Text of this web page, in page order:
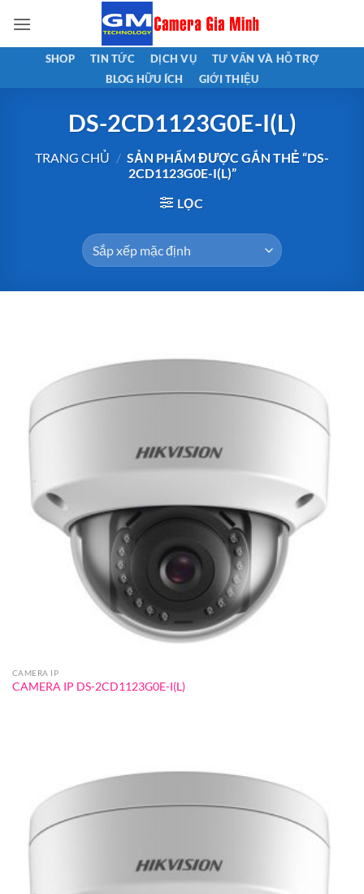
qua
nội
SHOP TIN TỨC DỊCH VỤ
TƯ VẤN VÀ HỖ TRỢ
BLOG HỮU ÍCH
GIỚI THIỆU
DS-2CD1123G0E-I(L)
TRANG CHỦ / SẢN PHẨM ĐƯỢC GẮN THẺ “DS-
2CD1123G0E-I(L)”
LỌC
CAMERA IP
CAMERA IP DS-2CD1123G0E-I(L)